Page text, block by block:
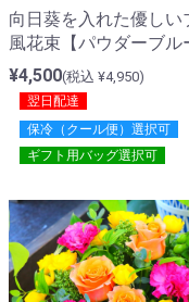
向日葵を入れた優しい
風花束【パウダーブル
¥4,500(税込 ¥4,950)
翌日配達
保冷（クール便）選択可
ギフト用バッグ選択可